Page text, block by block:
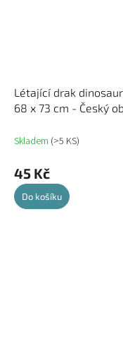
Létající drak
68 x 73 cm - Český
Skladem (>5 KS)
45 Kč
Do košíku